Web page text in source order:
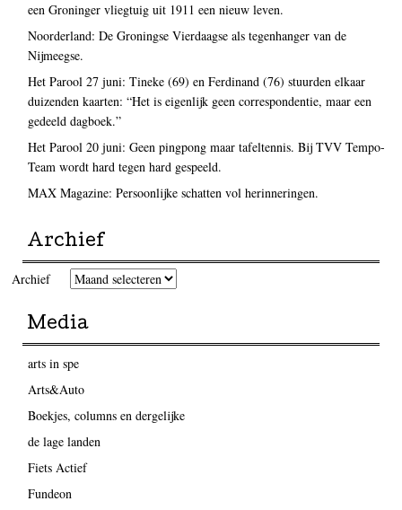
een Groninger vliegtuig uit 1911 een nieuw leven.
Noorderland: De Groningse Vierdaagse als tegenhanger van de
Nijmeegse.
Het Parool 27 juni: Tineke (69) en Ferdinand (76) stuurden elkaar
duizenden kaarten: “Het is eigenlijk geen correspondentie, maar een
gedeeld dagboek.”
Het Parool 20 juni: Geen pingpong maar tafeltennis. Bij TVV Tempo-
Team wordt hard tegen hard gespeeld.
MAX Magazine: Persoonlijke schatten vol herinneringen.
Archief
Archief
Media
arts in spe
Arts&Auto
Boekjes, columns en dergelijke
de lage landen
Fiets Actief
Fundeon